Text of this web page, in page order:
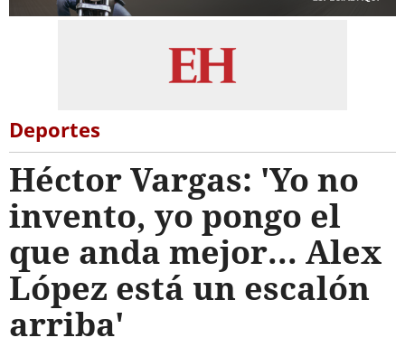
Deportes
Héctor Vargas: 'Yo no
invento, yo pongo el
que anda mejor... Alex
López está un escalón
arriba'